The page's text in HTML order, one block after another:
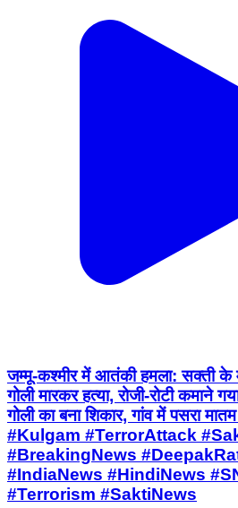
जम्मू-कश्मीर में आतंकी हमला: सक्ती के
गोली मारकर हत्या, रोजी-रोटी कमाने
गोली का बना शिकार, गांव में पसरा
#Kulgam #TerrorAttack
#BreakingNews
#IndiaNews #HindiNews
#Terrorism #SaktiNews